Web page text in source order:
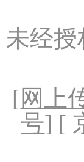
未经
[网上
号] [